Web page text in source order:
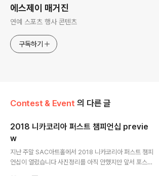
에스제이 매거진
연예 스포츠 행사 콘텐츠
구독하기
Contest & Event 의 다른 글
2018 니카코리아 퍼스트 챔피언십 previe
w
지난 주말 SAC아트홀에서 2018 니카코리아 퍼스트 챔피
언십이 열렸습니다 사진정리를 아직 안했지만 앞서 포스팅